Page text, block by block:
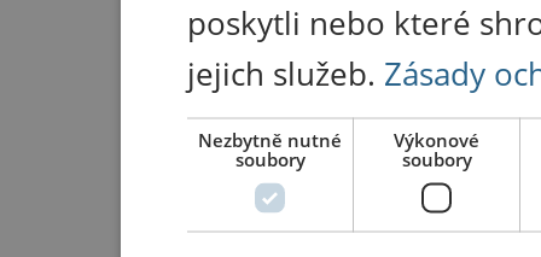
poskytli nebo které
jejich služeb. Zásady
Nezbytně nutné
soubory
Výkonové
soubory